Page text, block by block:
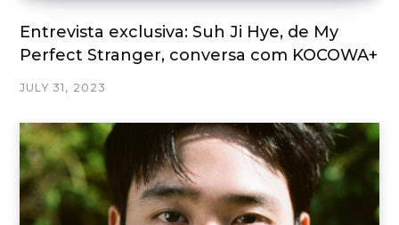
Entrevista exclusiva: Suh Ji Hye, de My
Perfect Stranger, conversa com KOCOWA+
JULY 31, 2023